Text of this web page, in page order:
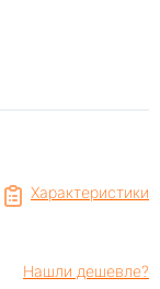
Характеристики
Нашли дешевле?